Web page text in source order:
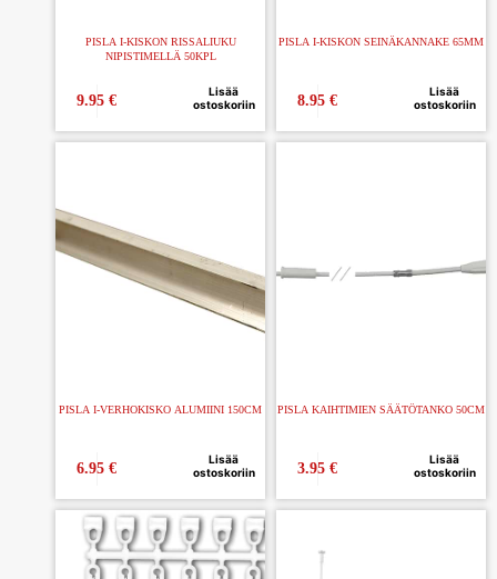
PISLA I-KISKON RISSALIUKU
NIPISTIMELLÄ 50KPL
9.95€
Lisää
ostoskoriin
PISLA I-KISKON SEINÄKANNAKE 65MM
8.95€
Lisää
ostoskoriin
PISLA I-VERHOKISKO ALUMIINI 150CM
6.95€
Lisää
ostoskoriin
PISLA KAIHTIMIEN SÄÄTÖTANKO 50CM
3.95€
Lisää
ostoskoriin